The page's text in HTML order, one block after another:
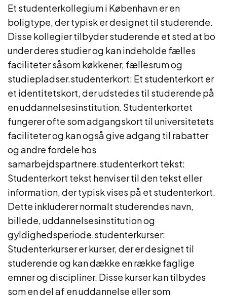
Et studenterkollegium i København er en
boligtype, der typisk er designet til studerende.
Disse kollegier tilbyder studerende et sted at bo
under deres studier og kan indeholde fælles
faciliteter såsom køkkener, fællesrum og
studiepladser.studenterkort: Et studenterkort er
et identitetskort, der udstedes til studerende på
en uddannelsesinstitution. Studenterkortet
fungerer ofte som adgangskort til universitetets
faciliteter og kan også give adgang til rabatter
og andre fordele hos
samarbejdspartnere.studenterkort tekst:
Studenterkort tekst henviser til den tekst eller
information, der typisk vises på et studenterkort.
Dette inkluderer normalt studerendes navn,
billede, uddannelsesinstitution og
gyldighedsperiode.studenterkurser:
Studenterkurser er kurser, der er designet til
studerende og kan dække en række faglige
emner og discipliner. Disse kurser kan tilbydes
som en del af en uddannelse eller som